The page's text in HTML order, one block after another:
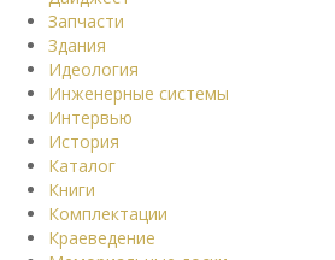
Запчасти
Здания
Идеология
Инженерные системы
Интервью
История
Каталог
Книги
Комплектации
Краеведение